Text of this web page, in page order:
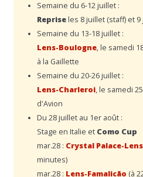
Semaine du 6-12 juillet :
Repriseles 8 juillet (staff) et
Semaine du 13-18 juillet :
Lens-Boulogne, le samedi
à la Gaillette
Semaine du 20-26 juillet :
Lens-Charleroi, le samedi
d'Avion
Du 28 juillet au 1er août :
Stage en Italie et Como Cup
mar.28 : Crystal Palace-Lens
minutes)
mar.28 : Lens-Famalicão (à